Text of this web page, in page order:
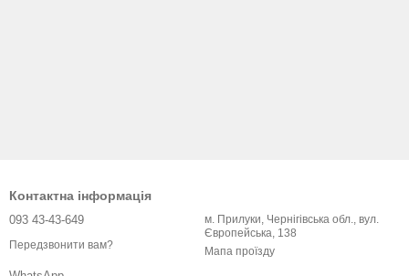
Контактна інформація
093 43-43-649
Передзвонити вам?
м. Прилуки, Чернігівська обл., вул.
Європейська, 138
Мапа проїзду